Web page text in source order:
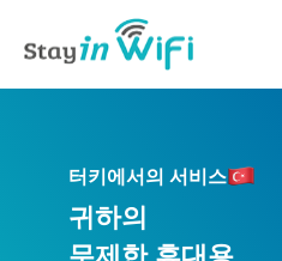
터키에서의 서비스
귀하의
무제한 휴대용